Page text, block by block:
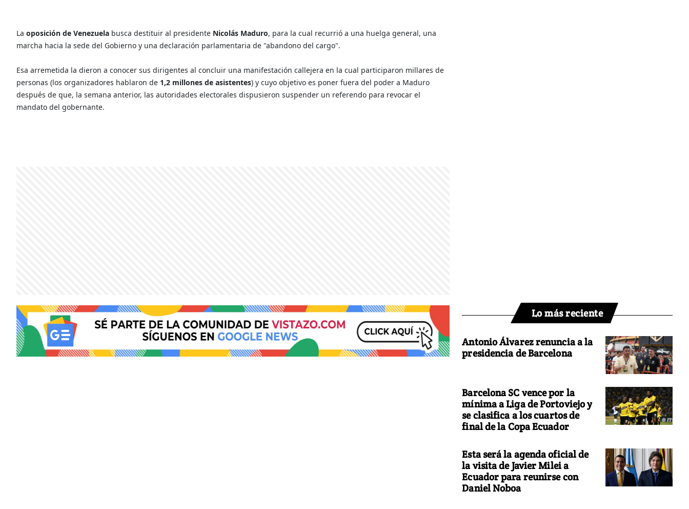
La oposición de Venezuela busca destituir al presidente Nicolás Maduro, para la cual recurrió a una huelga general, una
marcha hacia la sede del Gobierno y una declaración parlamentaria de "abandono del cargo".
Esa arremetida la dieron a conocer sus dirigentes al concluir una manifestación callejera en la cual participaron millares de
personas (los organizadores hablaron de 1,2 millones de asistentes) y cuyo objetivo es poner fuera del poder a Maduro
después de que, la semana anterior, las autoridades electorales dispusieron suspender un referendo para revocar el
mandato del gobernante.
Lo más reciente
Antonio Álvarez renuncia a la
presidencia de Barcelona
Barcelona SC vence por la
mínima a Liga de Portoviejo y
se clasifica a los cuartos de
final de la Copa Ecuador
Esta será la agenda oficial de
la visita de Javier Milei a
Ecuador para reunirse con
Daniel Noboa